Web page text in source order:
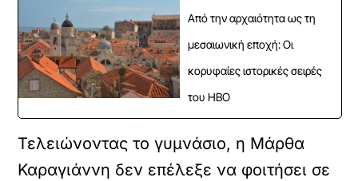
Από την αρχαιότητα ως τη
μεσαιωνική εποχή: Οι
κορυφαίες ιστορικές σειρές
του HBO
Τελειώνοντας το γυμνάσιο, η Μάρθα
Καραγιάννη δεν επέλεξε να φοιτήσει σε